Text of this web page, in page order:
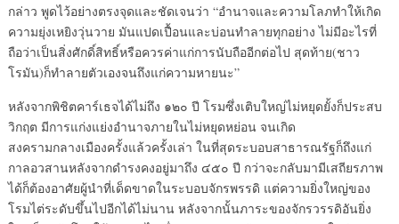
กล่าว พูดไว้อย่างตรงจุดและชัดเจนว่า “อำนาจและความโลภทำให้เกิด
ความยุ่งเหยิงวุ่นวาย มันแปดเปื้อนและบ่อนทำลายทุกอย่าง ไม่มีอะไรที่
ถือว่าเป็นสิ่งศักดิ์สิทธิ์หรือควรค่าแก่การนับถืออีกต่อไป สุดท้าย(ชาว
โรมัน)ก็ทำลายตัวเองจนถึงแก่ความหายนะ”
หลังจากพิชิตคาร์เธจได้ไม่ถึง ๑๒๐ ปี โรมซึ่งเติบใหญ่ไม่หยุดยั้งก็ประสบ
วิกฤต มีการแก่งแย่งอำนาจภายในไม่หยุดหย่อน จนเกิด
สงครามกลางเมืองครั้งแล้วครั้งเล่า ในที่สุดระบอบสาธารณรัฐก็ถึงแก่
กาลอวสานหลังจากดำรงคงอยู่มาถึง ๔๕๐ ปี กว่าจะกลับมามีเสถียรภาพ
ได้ก็ต้องอาศัยผู้นำที่เด็ดขาดในระบอบจักรพรรดิ แต่ความยิ่งใหญ่ของ
โรมไต่ระดับขึ้นไปอีกได้ไม่นาน หลังจากนั้นภาระของจักรวรรดิอันยิ่ง